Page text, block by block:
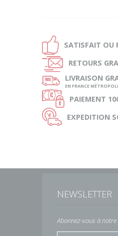
Ð SATISFAIT OU
Ñ RETOURS
ø LIVRAISON
EN FRANCE
Ø PAIEMENT
Ù EXPEDITION
NEWSLETTER
Abonnez-vous à